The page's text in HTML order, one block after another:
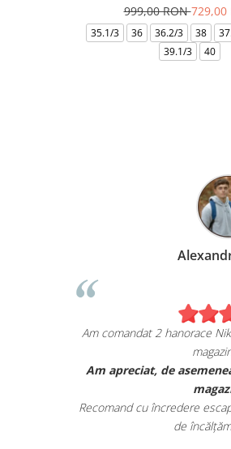
999,00 RON729,00
35.1/3 36 36.2/3 38
39.1/3
40
Am comandat 2 hanorace
Am apreciat, de
Recomand cu încredere
de